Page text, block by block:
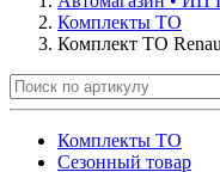
Комплекты ТО
Комплект ТО
Комплекты ТО
Сезонный товар